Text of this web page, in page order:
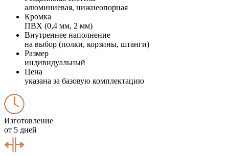
алюминиевая, нижнеопорная
Кромка
ПВХ (0,4 мм, 2 мм)
Внутреннее наполнение
на выбор (полки, корзины, штанги)
Размер
индивидуальный
Цена
указана за базовую комплектацию
Изготовление
от 5 дней